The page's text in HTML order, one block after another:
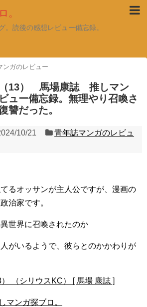
。
。読後の感想レビュー備忘録。
ンガのレビュー
（13） 馬場康誌 推しマン
ュー備忘録。無理やり召喚さ
讐だった。
10/21
青年誌マンガのレビュ
るオッサンが主人公ですが、漫画の
治家です。
世界に召喚されたのか
がいるようで、彼らとのかかわりが
（シリウスKC） [ 馬場 康誌 ]
マンガ探ブロ。